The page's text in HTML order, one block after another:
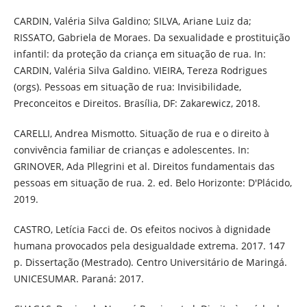
CARDIN, Valéria Silva Galdino; SILVA, Ariane Luiz da;
RISSATO, Gabriela de Moraes. Da sexualidade e prostituição
infantil: da proteção da criança em situação de rua. In:
CARDIN, Valéria Silva Galdino. VIEIRA, Tereza Rodrigues
(orgs). Pessoas em situação de rua: Invisibilidade,
Preconceitos e Direitos. Brasília, DF: Zakarewicz, 2018.
CARELLI, Andrea Mismotto. Situação de rua e o direito à
convivência familiar de crianças e adolescentes. In:
GRINOVER, Ada Pllegrini et al. Direitos fundamentais das
pessoas em situação de rua. 2. ed. Belo Horizonte: D'Plácido,
2019.
CASTRO, Letícia Facci de. Os efeitos nocivos à dignidade
humana provocados pela desigualdade extrema. 2017. 147
p. Dissertação (Mestrado). Centro Universitário de Maringá.
UNICESUMAR. Paraná: 2017.